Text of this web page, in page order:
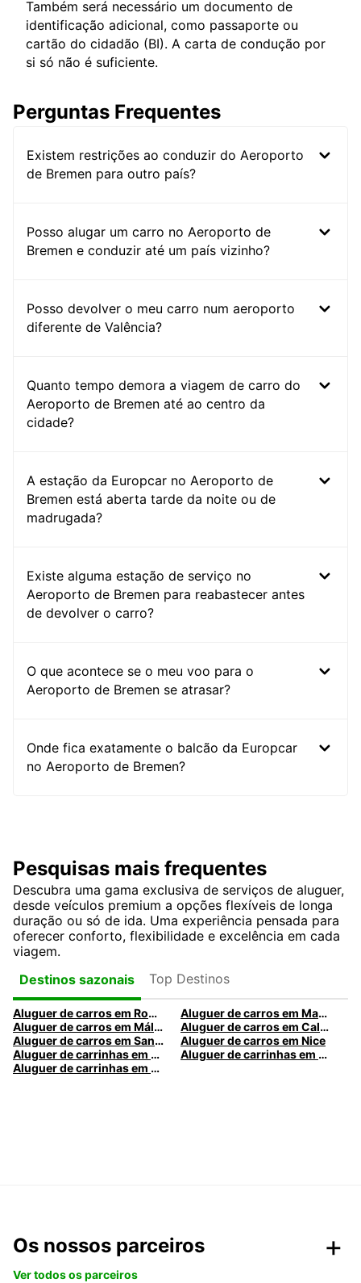
Também será necessário um documento de
identificação adicional, como passaporte ou
cartão do cidadão (BI). A carta de condução por
si só não é suficiente.
Perguntas Frequentes
Existem restrições ao conduzir do Aeroporto
de Bremen para outro país?
Posso alugar um carro no Aeroporto de
Bremen e conduzir até um país vizinho?
Posso devolver o meu carro num aeroporto
diferente de Valência?
Quanto tempo demora a viagem de carro do
Aeroporto de Bremen até ao centro da
cidade?
A estação da Europcar no Aeroporto de
Bremen está aberta tarde da noite ou de
madrugada?
Existe alguma estação de serviço no
Aeroporto de Bremen para reabastecer antes
de devolver o carro?
O que acontece se o meu voo para o
Aeroporto de Bremen se atrasar?
Onde fica exatamente o balcão da Europcar
no Aeroporto de Bremen?
Pesquisas mais frequentes
Descubra uma gama exclusiva de serviços de aluguer,
desde veículos premium a opções flexíveis de longa
duração ou só de ida. Uma experiência pensada para
oferecer conforto, flexibilidade e excelência em cada
viagem.
Destinos sazonais
Top Destinos
Aluguer de carros em Roma
Aluguer de carros em Madrid
Aluguer de carros em Málaga
Aluguer de carros em Caldas da Rainha
Aluguer de carros em Santa Maria da Feira
Aluguer de carros em Nice
Aluguer de carrinhas em Nice
Aluguer de carrinhas em Santa Maria da Feira
Aluguer de carrinhas em Caldas da Rainha
Os nossos parceiros
Ver todos os parceiros